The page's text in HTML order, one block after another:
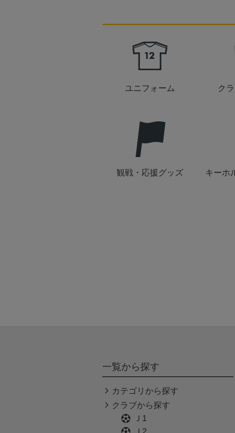
ユニフォーム ク
観戦・応援グッズ
キーホ
一覧から探す
カテゴリから探す
クラブから探す
Ｊ1